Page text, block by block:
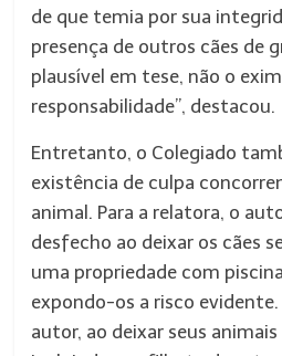
de que temia por sua
presença de outros cães de
plausível em tese, não o
responsabilidade”, destacou.
Entretanto, o Colegiado
existência de culpa
animal. Para a relatora, o
desfecho ao deixar os cães
uma propriedade com
expondo-os a risco evidente.
autor, ao deixar seus